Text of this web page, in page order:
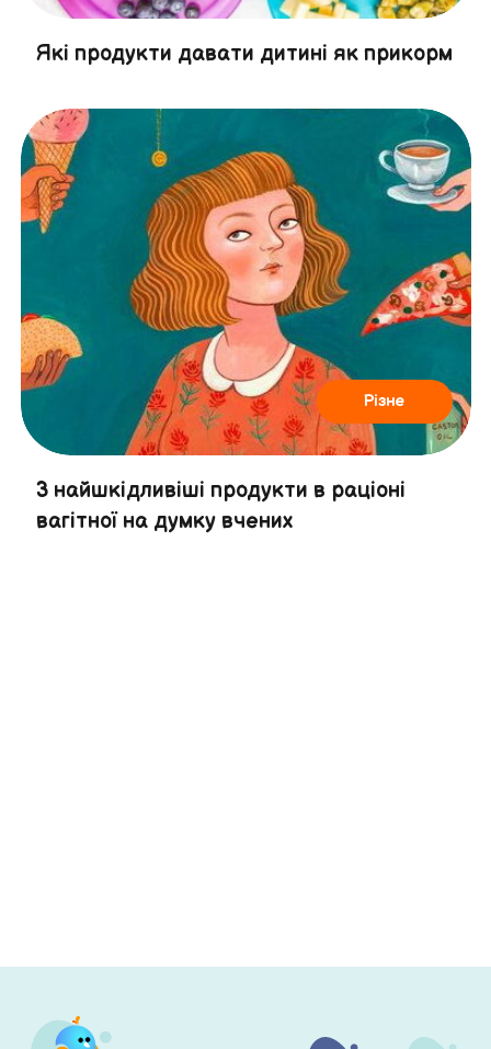
Які продукти давати дитині як прикорм
Різне
3 найшкідливіші продукти в раціоні
вагітної на думку вчених